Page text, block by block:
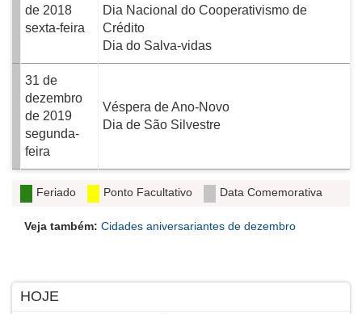
de 2018
sexta-feira
Dia Nacional do Cooperativismo de
Crédito
Dia do Salva-vidas
31 de
dezembro
de 2019
segunda-
feira
Véspera de Ano-Novo
Dia de São Silvestre
Feriado Ponto Facultativo Data Comemorativa
Veja também: Cidades aniversariantes de dezembro
HOJE